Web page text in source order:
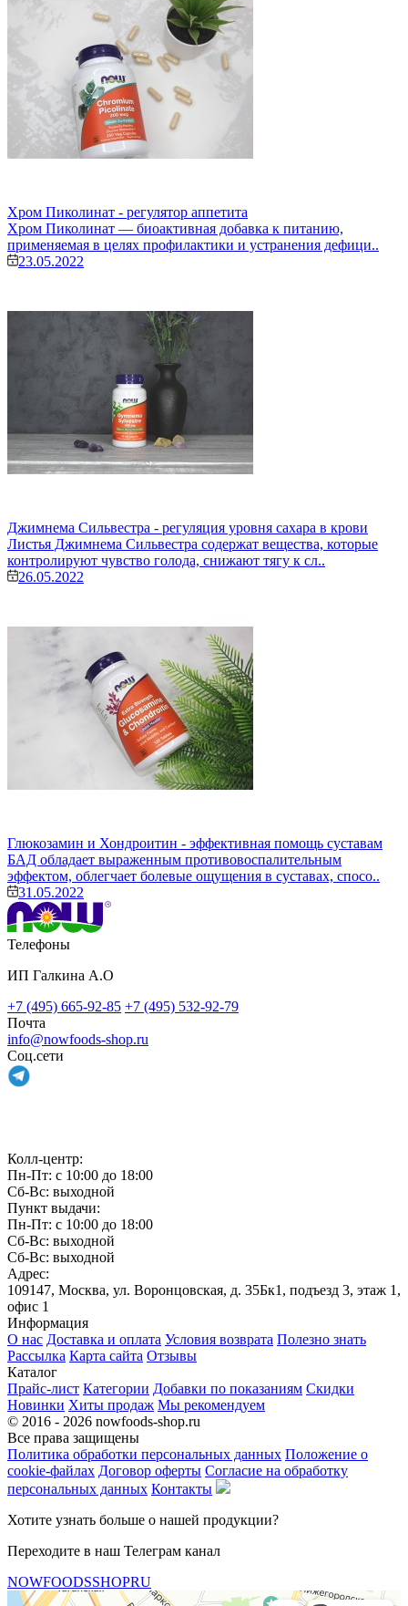
Хром Пиколинат - регулятор аппетита
Хром Пиколинат — биоактивная добавка к питанию,
применяемая в целях профилактики и устранения дефици..
23.05.2022
Джимнема Сильвестра - регуляция уровня сахара в крови
Листья Джимнема Сильвестра содержат вещества, которые
контролируют чувство голода, снижают тягу к сл..
26.05.2022
Глюкозамин и Хондроитин - эффективная помощь суставам
БАД обладает выраженным противовоспалительным
эффектом, облегчает болевые ощущения в суставах, спосо..
31.05.2022
Телефоны
ИП Галкина А.О
+7 (495) 665-92-85 +7 (495) 532-92-79
Почта
info@nowfoods-shop.ru
Соц.сети
Колл-центр:
Пн-Пт: с 10:00 до 18:00
Сб-Вс: выходной
Пункт выдачи:
Пн-Пт: с 10:00 до 18:00
Сб-Вс: выходной
Сб-Вс: выходной
Адрес:
109147, Москва, ул. Воронцовская, д. 35Бк1, подъезд 3, этаж 1,
офис 1
Информация
О нас Доставка и оплата Условия возврата Полезно знать
Рассылка Карта сайта Отзывы
Каталог
Прайс-лист Категории Добавки по показаниям Скидки
Новинки Хиты продаж Мы рекомендуем
© 2016 - 2026 nowfoods-shop.ru
Все права защищены
Политика обработки персональных данных Положение о
cookie-файлах Договор оферты Согласие на обработку
персональных данных Контакты
Хотите узнать больше о нашей продукции?
Переходите в наш Телеграм канал
NOWFOODSSHOPRU